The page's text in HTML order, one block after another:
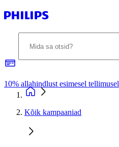
10% allahindlust esimesel tellimusel
Kõik kampaaniad